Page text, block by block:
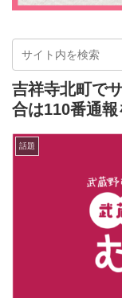
吉祥寺北町で
合は110番通報
話題